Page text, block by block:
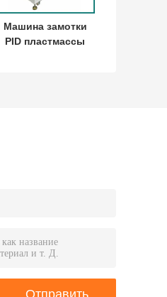
Машина замотки
PID пластмассы